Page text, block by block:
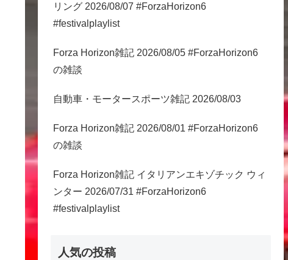
リング 2026/08/07 #ForzaHorizon6
#festivalplaylist
Forza Horizon雑記 2026/08/05 #ForzaHorizon6
の雑談
自動車・モータースポーツ雑記 2026/08/03
Forza Horizon雑記 2026/08/01 #ForzaHorizon6
の雑談
Forza Horizon雑記 イタリアンエキゾチック ウィ
ンター 2026/07/31 #ForzaHorizon6
#festivalplaylist
人気の投稿